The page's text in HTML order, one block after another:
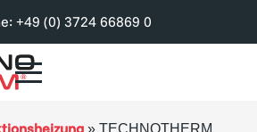
+49 (0) 3724 66869 0
» TECHNOTHERM